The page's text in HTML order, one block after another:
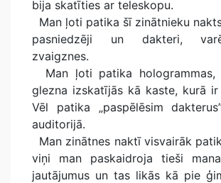
bija skatīties ar teleskopu.
Man ļoti patika šī zinātnieku
pasniedzēji un dakteri,
zvaigznes.
Man ļoti patika hologrammas,
glezna izskatījās kā kaste, kurā
Vēl patika „paspēlēsim
auditorijā.
Man zinātnes naktī visvairāk
viņi man paskaidroja tieši
jautājumus un tas likās kā pie